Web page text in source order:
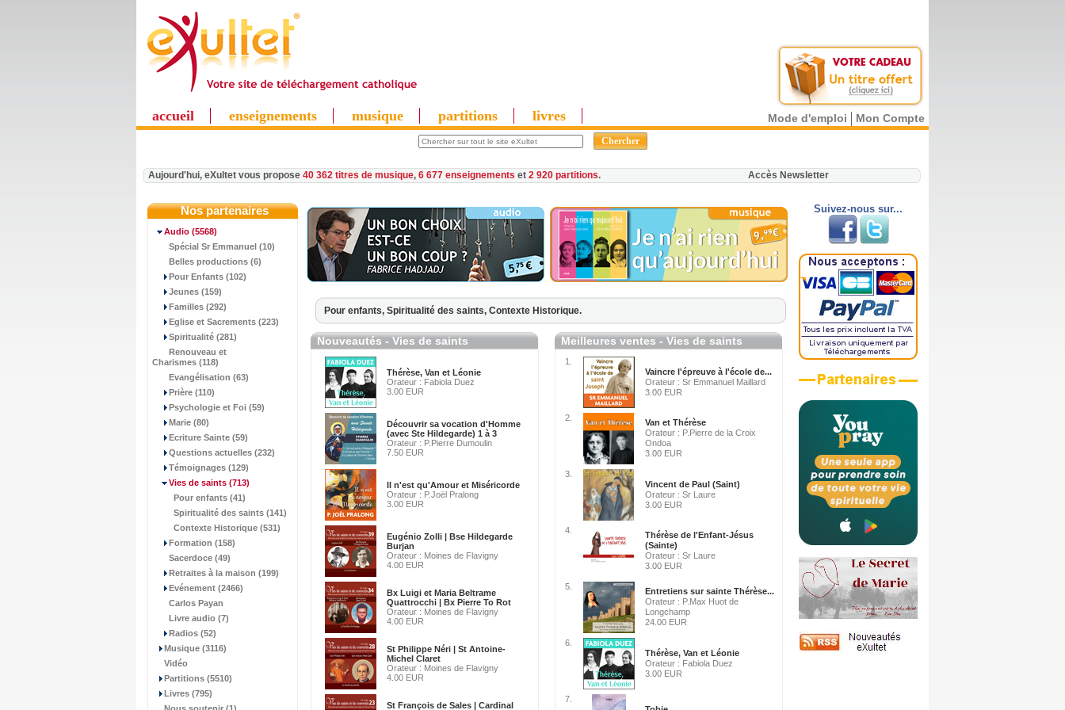
accueil enseignements musique partitions livres Mode d'emploi Mon Compte
Aujourd'hui, eXultet vous propose 40 362 titres de musique, 6 677 enseignements et 2 920 partitions. Accès Newsletter
Nos partenaires
Audio (5568)
Spécial Sr Emmanuel (10)
Belles productions (6)
Pour Enfants (102)
Jeunes (159)
Familles (292)
Eglise et Sacrements (223)
Spiritualité (281)
Renouveau et
Charismes (118)
Evangélisation (63)
Prière (110)
Psychologie et Foi (59)
Marie (80)
Ecriture Sainte (59)
Questions actuelles (232)
Témoignages (129)
Vies de saints (713)
Pour enfants (41)
Spiritualité des saints (141)
Contexte Historique (531)
Formation (158)
Sacerdoce (49)
Retraites à la maison (199)
Evénement (2466)
Carlos Payan
Livre audio (7)
Radios (52)
Musique (3116)
Vidéo
Partitions (5510)
Livres (795)
Pour enfants, Spiritualité des saints, Contexte Historique.
Nouveautés - Vies de saints
Thérèse, Van et Léonie
Orateur : Fabiola Duez
3.00 EUR
Découvrir sa vocation d'Homme
(avec Ste Hildegarde) 1 à 3
Orateur : P.Pierre Dumoulin
7.50 EUR
Il n'est qu'Amour et Miséricorde
Orateur : P.Joël Pralong
3.00 EUR
Eugénio Zolli | Bse Hildegarde
Burjan
Orateur : Moines de Flavigny
4.00 EUR
Bx Luigi et Maria Beltrame
Quattrocchi | Bx Pierre To Rot
Orateur : Moines de Flavigny
4.00 EUR
St Philippe Néri | St Antoine-
Michel Claret
Orateur : Moines de Flavigny
4.00 EUR
St François de Sales | Cardinal
Meilleures ventes - Vies de saints
1.
Vaincre l'épreuve à l'école de...
Orateur : Sr Emmanuel Maillard
3.00 EUR
2.
Van et Thérèse
Orateur : P.Pierre de la Croix
Ondoa
3.00 EUR
3.
Vincent de Paul (Saint)
Orateur : Sr Laure
3.00 EUR
4.
Thérèse de l'Enfant-Jésus
(Sainte)
Orateur : Sr Laure
3.00 EUR
5.
Entretiens sur sainte Thérèse...
Orateur : P.Max Huot de
Longchamp
24.00 EUR
6.
Thérèse, Van et Léonie
Orateur : Fabiola Duez
3.00 EUR
7.
Suivez-nous sur...